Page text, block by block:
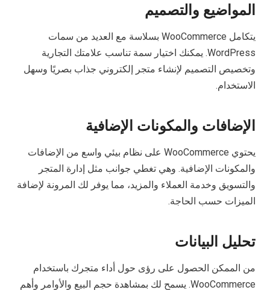
المواضيع والتصميم
يتكامل WooCommerce بسلاسة مع العديد من سمات
WordPress. يمكنك اختيار سمة تناسب علامتك التجارية
وتخصيص التصميم لإنشاء متجر إلكتروني جذاب بصريًا وسهل
الاستخدام.
الإضافات والمكونات الإضافية
يحتوي WooCommerce على نظام بيئي واسع من الإضافات
والمكونات الإضافية. وهي تغطي جوانب مثل إدارة المتجر
والتسويق وخدمة العملاء والمزيد، مما يوفر لك المرونة لإضافة
الميزات حسب الحاجة.
تحليل البيانات
من الممكن الحصول على رؤى حول أداء متجرك باستخدام
WooCommerce. يسمح لك بمشاهدة حجم البيع والأوامر وأهم